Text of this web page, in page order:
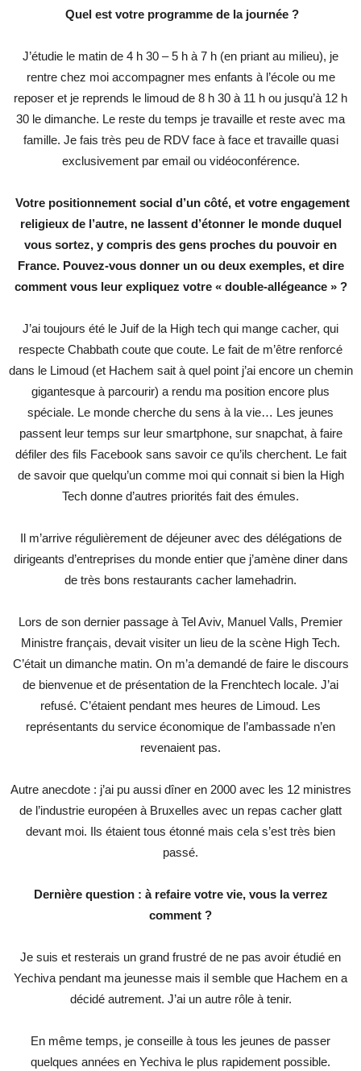
Quel est votre programme de la journée ?
J’étudie le matin de 4 h 30 – 5 h à 7 h (en priant au milieu), je
rentre chez moi accompagner mes enfants à l’école ou me
reposer et je reprends le limoud de 8 h 30 à 11 h ou jusqu’à 12 h
30 le dimanche. Le reste du temps je travaille et reste avec ma
famille. Je fais très peu de RDV face à face et travaille quasi
exclusivement par email ou vidéoconférence.
Votre positionnement social d’un côté, et votre engagement
religieux de l’autre, ne lassent d’étonner le monde duquel
vous sortez, y compris des gens proches du pouvoir en
France. Pouvez-vous donner un ou deux exemples, et dire
comment vous leur expliquez votre « double-allégeance » ?
J’ai toujours été le Juif de la High tech qui mange cacher, qui
respecte Chabbath coute que coute. Le fait de m’être renforcé
dans le Limoud (et Hachem sait à quel point j’ai encore un chemin
gigantesque à parcourir) a rendu ma position encore plus
spéciale. Le monde cherche du sens à la vie… Les jeunes
passent leur temps sur leur smartphone, sur snapchat, à faire
défiler des fils Facebook sans savoir ce qu’ils cherchent. Le fait
de savoir que quelqu’un comme moi qui connait si bien la High
Tech donne d’autres priorités fait des émules.
Il m’arrive régulièrement de déjeuner avec des délégations de
dirigeants d’entreprises du monde entier que j’amène diner dans
de très bons restaurants cacher lamehadrin.
Lors de son dernier passage à Tel Aviv, Manuel Valls, Premier
Ministre français, devait visiter un lieu de la scène High Tech.
C’était un dimanche matin. On m’a demandé de faire le discours
de bienvenue et de présentation de la Frenchtech locale. J’ai
refusé. C’étaient pendant mes heures de Limoud. Les
représentants du service économique de l’ambassade n’en
revenaient pas.
Autre anecdote : j’ai pu aussi dîner en 2000 avec les 12 ministres
de l’industrie européen à Bruxelles avec un repas cacher glatt
devant moi. Ils étaient tous étonné mais cela s’est très bien
passé.
Dernière question : à refaire votre vie, vous la verrez
comment ?
Je suis et resterais un grand frustré de ne pas avoir étudié en
Yechiva pendant ma jeunesse mais il semble que Hachem en a
décidé autrement. J’ai un autre rôle à tenir.
En même temps, je conseille à tous les jeunes de passer
quelques années en Yechiva le plus rapidement possible.